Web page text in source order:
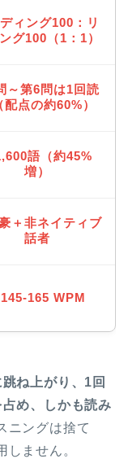
ィング100：リ
グ100（1：1）
～第6問は1回読
配点の約60%）
語（約45%
増）
＋非ネイティブ
話者
165 WPM
ね上がり、1回
め、しかも読み
ニングは捨て
しません。